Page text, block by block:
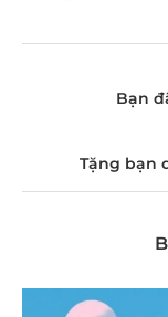
Bạn
Tặng bạn